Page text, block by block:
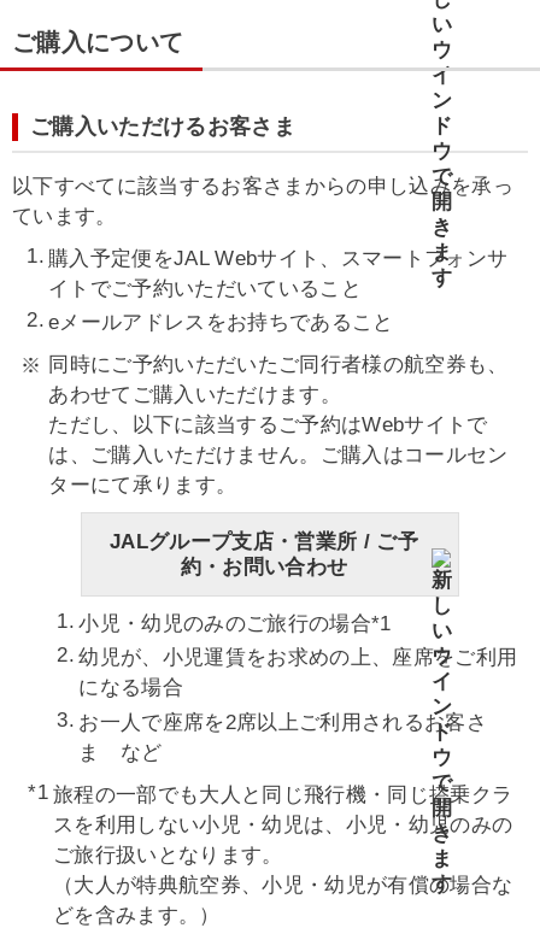
ご購入について
ご購入いただけるお客さま
以下すべてに該当するお客さまからの申し込みを承っ
ています。
購入予定便をJAL Webサイト、スマートフォンサ
イトでご予約いただいていること
eメールアドレスをお持ちであること
同時にご予約いただいたご同行者様の航空券も、
あわせてご購入いただけます。
ただし、以下に該当するご予約はWebサイトで
は、ご購入いただけません。ご購入はコールセン
ターにて承ります。
JALグループ支店・営業所 / ご予
約・お問い合わせ
小児・幼児のみのご旅行の場合*1
幼児が、小児運賃をお求めの上、座席をご利用
になる場合
お一人で座席を2席以上ご利用されるお客さ
ま など
旅程の一部でも大人と同じ飛行機・同じ搭乗クラ
スを利用しない小児・幼児は、小児・幼児のみの
ご旅行扱いとなります。
（大人が特典航空券、小児・幼児が有償の場合な
どを含みます。）